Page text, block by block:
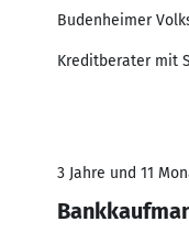
Budenheimer
Kreditberater mit
3 Jahre und 11